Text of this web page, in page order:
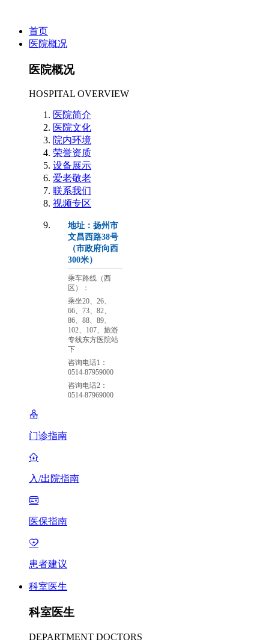
首页
医院概况
医院概况
HOSPITAL OVERVIEW
医院简介
医院文化
院内环境
荣誉资质
设备展示
爱老敬老
联系我们
视频专区
地址：扬州市
文昌西路38号
（市政府向西
300米）
乘车路线（西
区）：
乘坐20、26、
66、73、82、
86、88、89、
102、107、旅游
专线东方医院站
下
咨询电话1：
0514-87959000
咨询电话2：
0514-87969000
门诊指南
入/出院指南
医保指南
患者建议
科室医生
科室医生
DEPARTMENT DOCTORS